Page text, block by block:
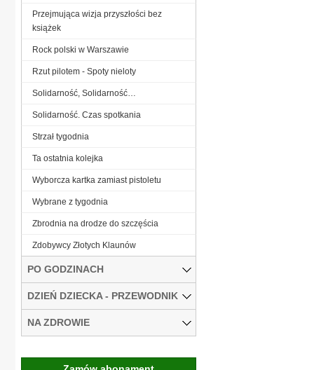
Przejmująca wizja przyszłości bez
książek
Rock polski w Warszawie
Rzut pilotem - Spoty nieloty
Solidarność, Solidarność…
Solidarność. Czas spotkania
Strzał tygodnia
Ta ostatnia kolejka
Wyborcza kartka zamiast pistoletu
Wybrane z tygodnia
Zbrodnia na drodze do szczęścia
Zdobywcy Złotych Klaunów
PO GODZINACH
DZIEŃ DZIECKA - PRZEWODNIK
NA ZDROWIE